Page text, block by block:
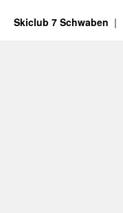
Skiclub 7 Schwaben